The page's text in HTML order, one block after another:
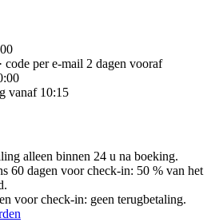
code per e-mail 2 dagen vooraf
vanaf 10:15
alleen binnen 24 u na boeking.
60 dagen voor check-in: 50 % van het
voor check-in: geen terugbetaling.